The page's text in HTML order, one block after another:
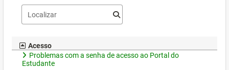
Acesso
Problemas com a senha de acesso ao Portal do
Estudante